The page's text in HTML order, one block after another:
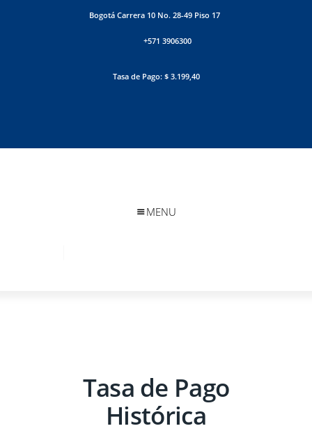
Bogotá Carrera 10 No. 28-49 Piso 17
+571 3906300
Tasa de Pago: $ 3.199,40
MENU
Tasa de Pago
Histórica